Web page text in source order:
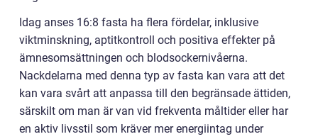
Idag anses 16:8 fasta ha flera fördelar, inklusive
viktminskning, aptitkontroll och positiva effekter på
ämnesomsättningen och blodsockernivåerna.
Nackdelarna med denna typ av fasta kan vara att det
kan vara svårt att anpassa till den begränsade ättiden,
särskilt om man är van vid frekventa måltider eller har
en aktiv livsstil som kräver mer energiintag under